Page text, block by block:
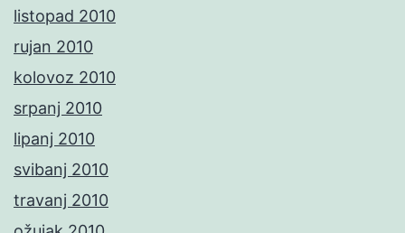
listopad 2010
rujan 2010
kolovoz 2010
srpanj 2010
lipanj 2010
svibanj 2010
travanj 2010